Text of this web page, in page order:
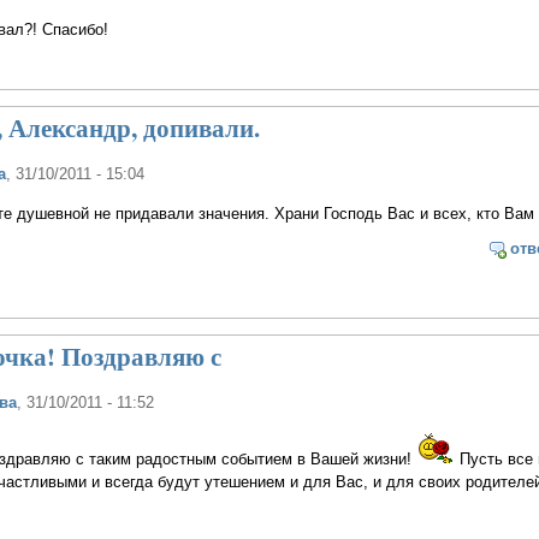
Спасибо!
допивали.
, 31/10/2011 - 15:04
душевной не придавали значения. Храни Господь Вас и всех, кто Вам
Поздравляю с
, 31/10/2011 - 11:52
с таким радостным событием в Вашей жизни!
Пусть все
и всегда будут утешением и для Вас, и для своих